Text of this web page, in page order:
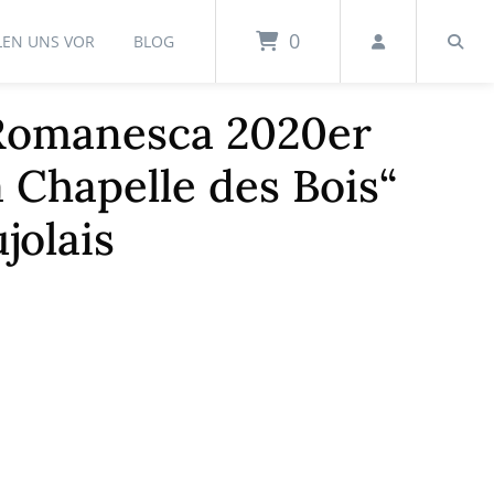
UNS VOR BLOG 0
2020er
des Bois“